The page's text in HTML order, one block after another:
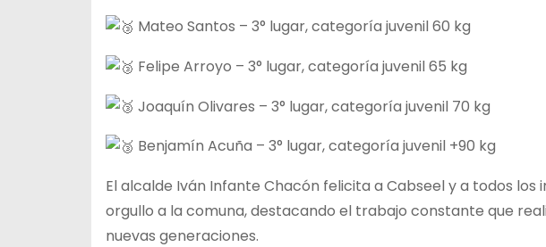
Mateo Santos – 3° lugar, categoría juvenil 60 kg
Felipe Arroyo – 3° lugar, categoría juvenil 65 kg
Joaquín Olivares – 3° lugar, categoría juvenil 70 kg
Benjamín Acuña – 3° lugar, categoría juvenil +90 kg
El alcalde Iván Infante Chacón felicita a Cabseel y a todos
orgullo a la comuna, destacando el trabajo constante que
nuevas generaciones.